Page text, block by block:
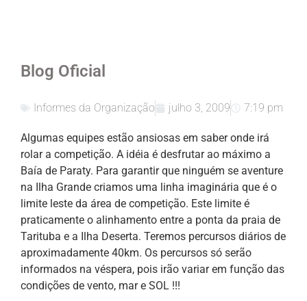
Blog Oficial
Informes da Organização julho 3, 2009 7:19 pm
Algumas equipes estão ansiosas em saber onde irá
rolar a competição. A idéia é desfrutar ao máximo a
Baía de Paraty. Para garantir que ninguém se aventure
na Ilha Grande criamos uma linha imaginária que é o
limite leste da área de competição. Este limite é
praticamente o alinhamento entre a ponta da praia de
Tarituba e a Ilha Deserta. Teremos percursos diários de
aproximadamente 40km. Os percursos só serão
informados na véspera, pois irão variar em função das
condições de vento, mar e SOL !!!